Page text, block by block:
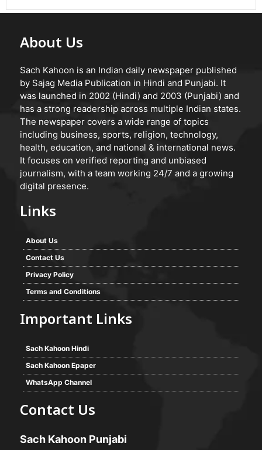
About Us
Sach Kahoon is an Indian daily newspaper published
by Sajag Media Publication in Hindi and Punjabi. It
was launched in 2002 (Hindi) and 2003 (Punjabi) and
has a strong readership across multiple Indian states.
The newspaper covers a wide range of topics
including business, sports, religion, technology,
health, education, and national & international news.
It focuses on verified reporting and unbiased
journalism, with a team working 24/7 and a growing
digital presence.
Links
About Us
Contact Us
Privacy Policy
Terms and Conditions
Important Links
Sach Kahoon Hindi
Sach Kahoon Epaper
WhatsApp Channel
Contact Us
Sach Kahoon Punjabi